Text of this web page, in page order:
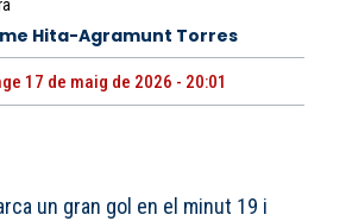
Hita-Agramunt Torres
17 de maig de 2026 - 20:01
un gran gol en el minut 19 i